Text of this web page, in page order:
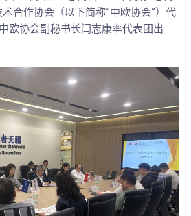
合作协会（以下简称“中欧协会”）代
欧协会副秘书长闫志康率代表团出